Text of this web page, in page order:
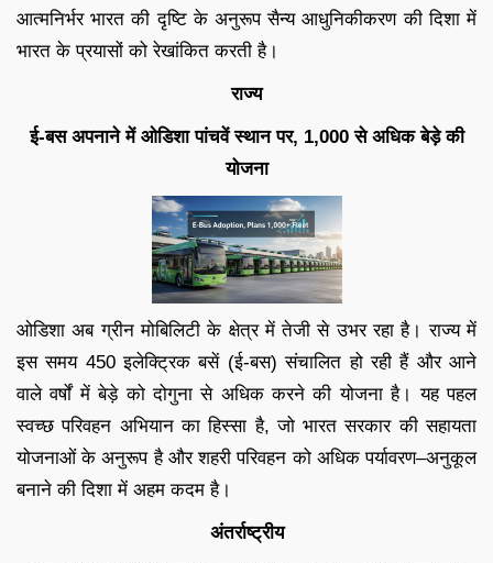
आत्मनिर्भर भारत की दृष्टि के अनुरूप सैन्य आधुनिकीकरण की दिशा में
भारत के प्रयासों को रेखांकित करती है।
राज्य
ई-बस अपनाने में ओडिशा पांचवें स्थान पर, 1,000 से अधिक बेड़े की
योजना
ओडिशा अब ग्रीन मोबिलिटी के क्षेत्र में तेजी से उभर रहा है। राज्य में
इस समय 450 इलेक्ट्रिक बसें (ई-बस) संचालित हो रही हैं और आने
वाले वर्षों में बेड़े को दोगुना से अधिक करने की योजना है। यह पहल
स्वच्छ परिवहन अभियान का हिस्सा है, जो भारत सरकार की सहायता
योजनाओं के अनुरूप है और शहरी परिवहन को अधिक पर्यावरण–अनुकूल
बनाने की दिशा में अहम कदम है।
अंतर्राष्ट्रीय